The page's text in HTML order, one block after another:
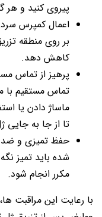
پیروی کنید و هر
اعمال کمپرس
بر روی منطقه
کاهش دهد.
پرهیز از تماس
تماس مستقیم با
ماساژ دادن یا
تا از جا به
حفظ تمیزی و
شده باید تمیز
مکرر انجام شود.
با رعایت این مراقبت